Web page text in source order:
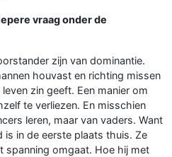
vraag onder de
zijn van dominantie.
houvast en richting missen
zin geeft. Een manier om
te verliezen. En misschien
leren, maar van vaders. Want
is in de eerste plaats thuis. Ze
spanning omgaat. Hoe hij met